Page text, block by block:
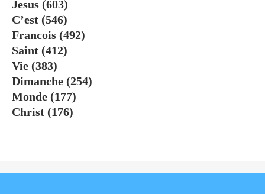
Jesus (603)
C’est (546)
Francois (492)
Saint (412)
Vie (383)
Dimanche (254)
Monde (177)
Christ (176)